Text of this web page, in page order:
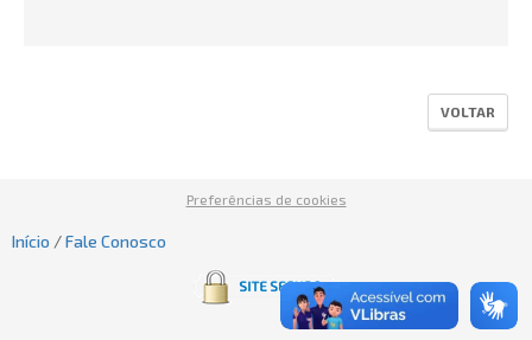
VOLTAR
Preferências de cookies
Início /Fale Conosco